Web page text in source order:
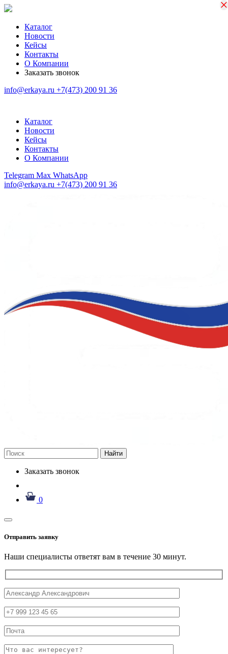
Каталог
Новости
Кейсы
Контакты
О Компании
Заказать звонок
info@erkaya.ru +7(473) 200 91 36
Каталог
Новости
Кейсы
Контакты
О Компании
Telegram Max WhatsApp
info@erkaya.ru +7(473) 200 91 36
Найти
Заказать звонок
0
Отправить заявку
Наши специалисты ответят вам в течение 30 минут.
×
×